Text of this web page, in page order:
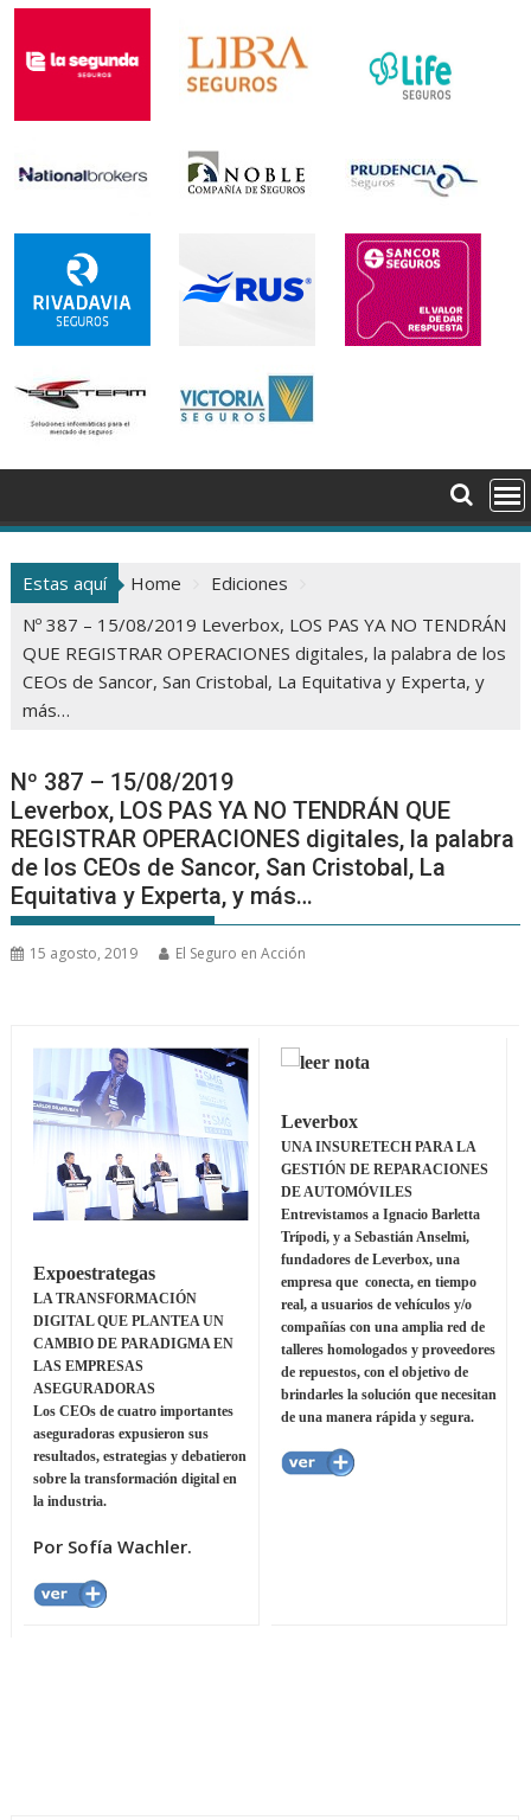
Estas aquí Home
Ediciones
Nº 387 – 15/08/2019 Leverbox, LOS PAS YA NO TENDRÁN
QUE REGISTRAR OPERACIONES digitales, la palabra de los
CEOs de Sancor, San Cristobal, La Equitativa y Experta, y
más…
Nº 387 – 15/08/2019
Leverbox, LOS PAS YA NO TENDRÁN QUE
REGISTRAR OPERACIONES digitales, la palabra
de los CEOs de Sancor, San Cristobal, La
Equitativa y Experta, y más…
15 agosto, 2019 El Seguro en Acción
Expoestrategas
LA TRANSFORMACIÓN
DIGITAL QUE PLANTEA UN
CAMBIO DE PARADIGMA EN
LAS EMPRESAS
ASEGURADORAS
Los CEOs de cuatro importantes
aseguradoras expusieron sus
resultados, estrategias y debatieron
sobre la transformación digital en
la industria.
Por Sofía Wachler.
Leverbox
UNA INSURETECH PARA LA
GESTIÓN DE REPARACIONES
DE AUTOMÓVILES
Entrevistamos a Ignacio Barletta
Trípodi, y a Sebastián Anselmi,
fundadores de Leverbox, una
empresa que conecta, en tiempo
real, a usuarios de vehículos y/o
compañías con una amplia red de
talleres homologados y proveedores
de repuestos, con el objetivo de
brindarles la solución que necesitan
de una manera rápida y segura.